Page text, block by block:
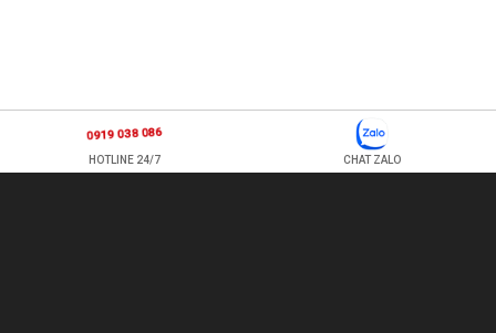
0919 038 086
HOTLINE 24/7 CHAT ZALO